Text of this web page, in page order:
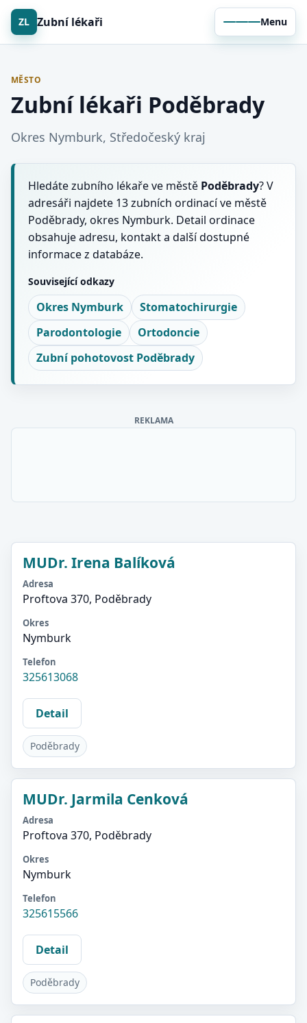
ZL Zubní lékaři Menu
MĚSTO
Zubní lékaři Poděbrady
Okres Nymburk, Středočeský kraj
Hledáte zubního lékaře ve městě Poděbrady? V
adresáři najdete 13 zubních ordinací ve městě
Poděbrady, okres Nymburk. Detail ordinace
obsahuje adresu, kontakt a další dostupné
informace z databáze.
Související odkazy
Okres Nymburk
Stomatochirurgie
Parodontologie
Ortodoncie
Zubní pohotovost Poděbrady
REKLAMA
MUDr. Irena Balíková
Adresa
Proftova 370, Poděbrady
Okres
Nymburk
Telefon
325613068
Detail
Poděbrady
MUDr. Jarmila Cenková
Adresa
Proftova 370, Poděbrady
Okres
Nymburk
Telefon
325615566
Detail
Poděbrady